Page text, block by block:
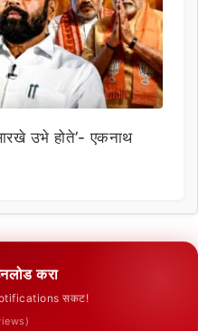
उभे होते’- एकनाथ
करा
Notifications सकट!